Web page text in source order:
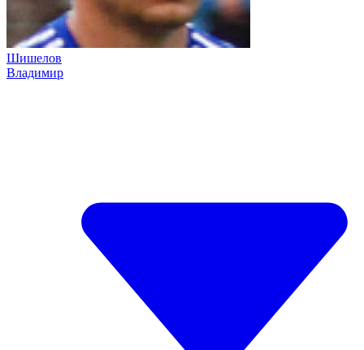
Шишелов
Владимир